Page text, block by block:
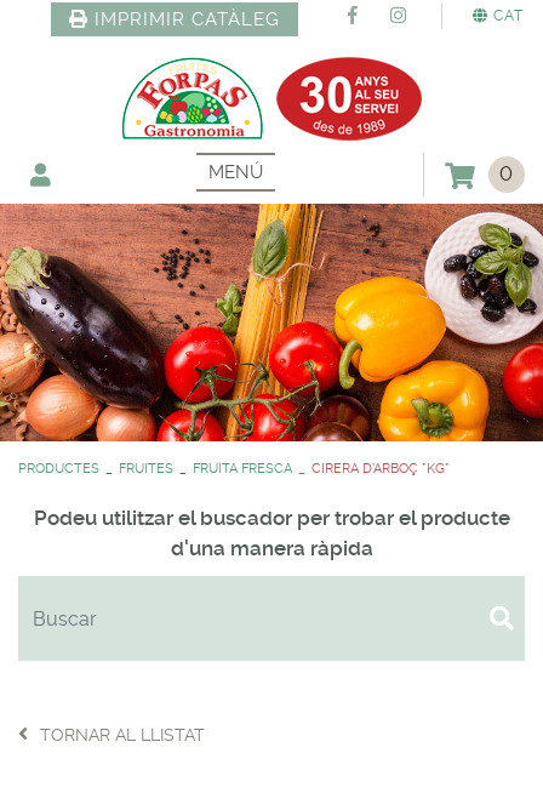
CAT
IMPRIMIR CATÀLEG
MENÚ 0
PRODUCTES FRUITES FRUITA FRESCA CIRERA D'ARBOÇ *KG*
Podeu utilitzar el buscador per trobar el producte
d'una manera ràpida
TORNAR AL LLISTAT